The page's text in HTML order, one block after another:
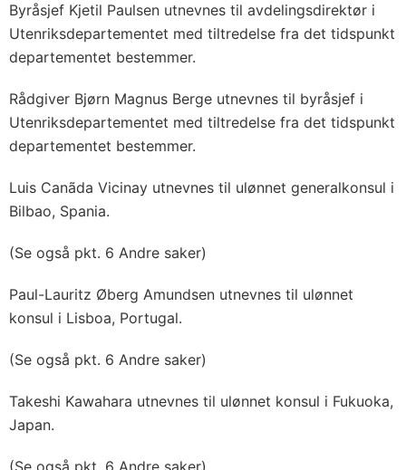
Byråsjef Kjetil Paulsen utnevnes til avdelingsdirektør i
Utenriksdepartementet med tiltredelse fra det tidspunkt
departementet bestemmer.
Rådgiver Bjørn Magnus Berge utnevnes til byråsjef i
Utenriksdepartementet med tiltredelse fra det tidspunkt
departementet bestemmer.
Luis Canãda Vicinay utnevnes til ulønnet generalkonsul i
Bilbao, Spania.
(Se også pkt. 6 Andre saker)
Paul-Lauritz Øberg Amundsen utnevnes til ulønnet
konsul i Lisboa, Portugal.
(Se også pkt. 6 Andre saker)
Takeshi Kawahara utnevnes til ulønnet konsul i Fukuoka,
Japan.
(Se også pkt. 6 Andre saker)